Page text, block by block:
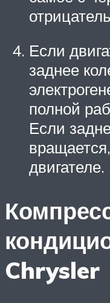
Если
заднее
полной
Если
двигателе.
Chrysler